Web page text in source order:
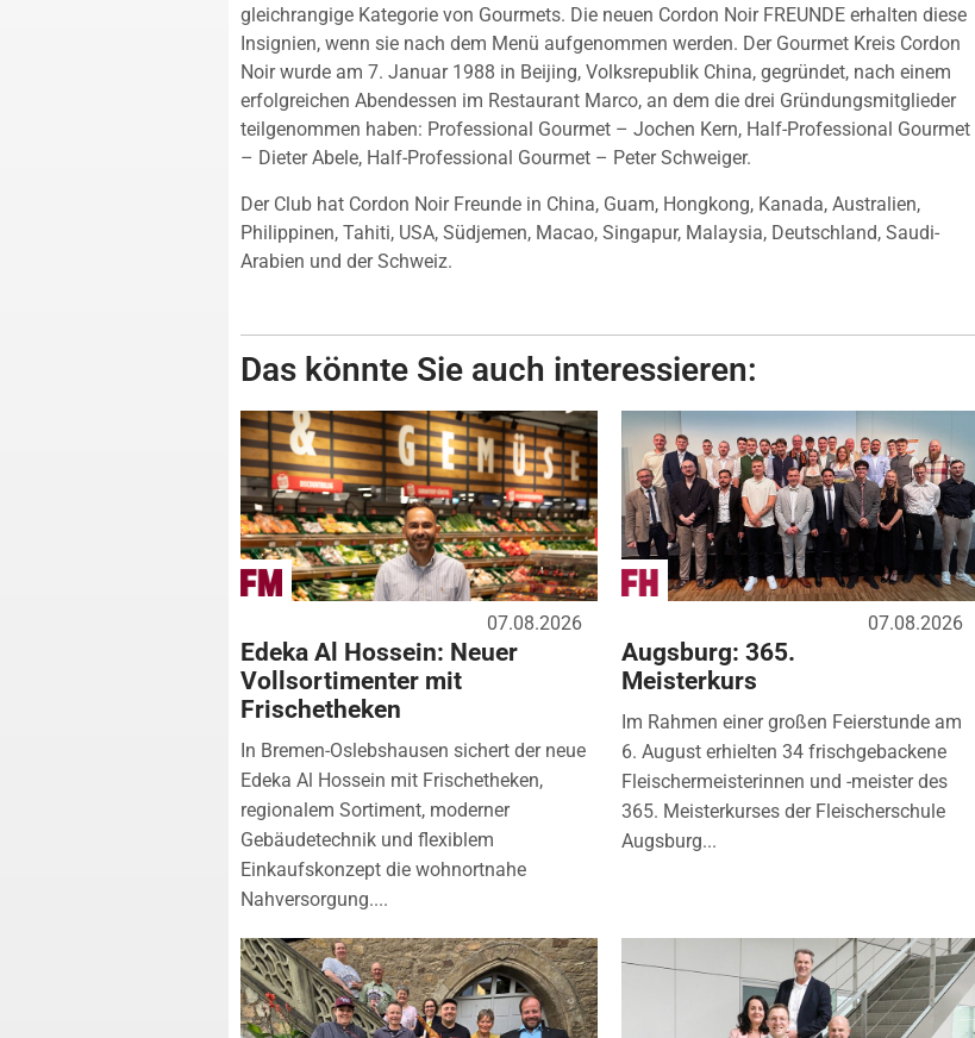
gleichrangige Kategorie von Gourmets. Die neuen Cordon Noir FREUNDE erhalten diese
Insignien, wenn sie nach dem Menü aufgenommen werden. Der Gourmet Kreis Cordon
Noir wurde am 7. Januar 1988 in Beijing, Volksrepublik China, gegründet, nach einem
erfolgreichen Abendessen im Restaurant Marco, an dem die drei Gründungsmitglieder
teilgenommen haben: Professional Gourmet – Jochen Kern, Half-Professional Gourmet
– Dieter Abele, Half-Professional Gourmet – Peter Schweiger.
Der Club hat Cordon Noir Freunde in China, Guam, Hongkong, Kanada, Australien,
Philippinen, Tahiti, USA, Südjemen, Macao, Singapur, Malaysia, Deutschland, Saudi-
Arabien und der Schweiz.
Das könnte Sie auch interessieren:
07.08.2026
Edeka Al Hossein: Neuer
Vollsortimenter mit
Frischetheken
In Bremen-Oslebshausen sichert der neue
Edeka Al Hossein mit Frischetheken,
regionalem Sortiment, moderner
Gebäudetechnik und flexiblem
Einkaufskonzept die wohnortnahe
Nahversorgung....
07.08.2026
Augsburg: 365.
Meisterkurs
Im Rahmen einer großen Feierstunde am
6. August erhielten 34 frischgebackene
Fleischermeisterinnen und -meister des
365. Meisterkurses der Fleischerschule
Augsburg...